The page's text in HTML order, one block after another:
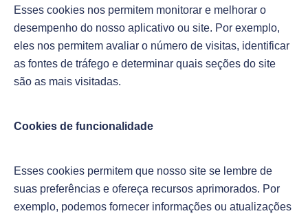
Esses cookies nos permitem monitorar e melhorar o
desempenho do nosso aplicativo ou site. Por exemplo,
eles nos permitem avaliar o número de visitas, identificar
as fontes de tráfego e determinar quais seções do site
são as mais visitadas.
Cookies de funcionalidade
Esses cookies permitem que nosso site se lembre de
suas preferências e ofereça recursos aprimorados. Por
exemplo, podemos fornecer informações ou atualizações